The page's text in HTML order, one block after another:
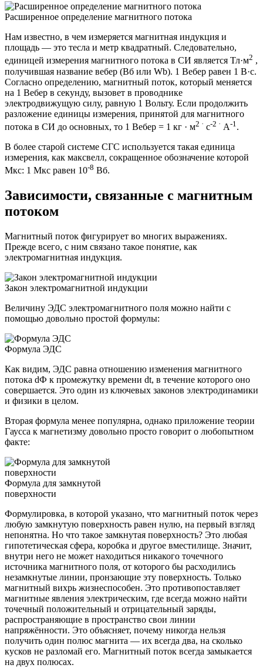
Расширенное определение магнитного потока
Нам известно, в чем измеряется магнитная индукция и
площадь — это тесла и метр квадратный. Следовательно,
единицей измерения магнитного потока в СИ является Тл·м2 ,
получившая название вебер (Вб или Wb). 1 Вебер равен 1 В·с.
Согласно определению, магнитный поток, который меняется
на 1 Вебер в секунду, вызовет в проводнике
электродвижущую силу, равную 1 Вольту. Если продолжить
разложение единицы измерения, принятой для магнитного
потока в СИ до основных, то 1 Вебер = 1 кг · м2 · с-2 · А-1 .
В более старой системе СГС используется такая единица
измерения, как максвелл, сокращенное обозначение которой
Мкс: 1 Мкс равен 10-8 Вб.
Зависимости, связанные с магнитным
потоком
Магнитный поток фигурирует во многих выражениях.
Прежде всего, с ним связано такое понятие, как
электромагнитная индукция.
Закон электромагнитной индукции
Величину ЭДС электромагнитного поля можно найти с
помощью довольно простой формулы:
Формула ЭДС
Как видим, ЭДС равна отношению изменения магнитного
потока dФ к промежутку времени dt, в течение которого оно
совершается. Это один из ключевых законов электродинамики
и физики в целом.
Вторая формула менее популярна, однако приложение теории
Гаусса к магнетизму довольно просто говорит о любопытном
факте:
Формула для замкнутой
поверхности
Формулировка, в которой указано, что магнитный поток через
любую замкнутую поверхность равен нулю, на первый взгляд
непонятна. Но что такое замкнутая поверхность? Это любая
гипотетическая сфера, коробка и другое вместилище. Значит,
внутри него не может находиться никакого точечного
источника магнитного поля, от которого бы расходились
незамкнутые линии, пронзающие эту поверхность. Только
магнитный вихрь жизнеспособен. Это противопоставляет
магнитные явления электрическим, где всегда можно найти
точечный положительный и отрицательный заряды,
распространяющие в пространство свои линии
напряжённости. Это объясняет, почему никогда нельзя
получить один полюс магнита — их всегда два, на сколько
кусков не разломай его. Магнитный поток всегда замыкается
на двух полюсах.